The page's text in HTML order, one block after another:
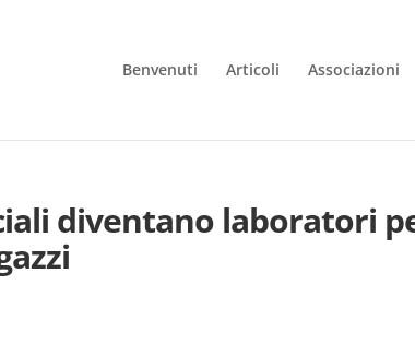
Benvenuti Articoli Associazioni
diventano laboratori